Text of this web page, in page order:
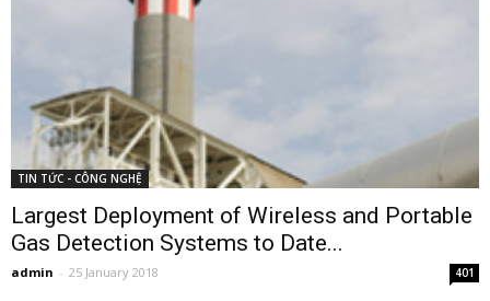
TIN TỨC - CÔNG NGHỆ
Largest Deployment of Wireless and Portable
Gas Detection Systems to Date...
admin - 25 January 2018 401